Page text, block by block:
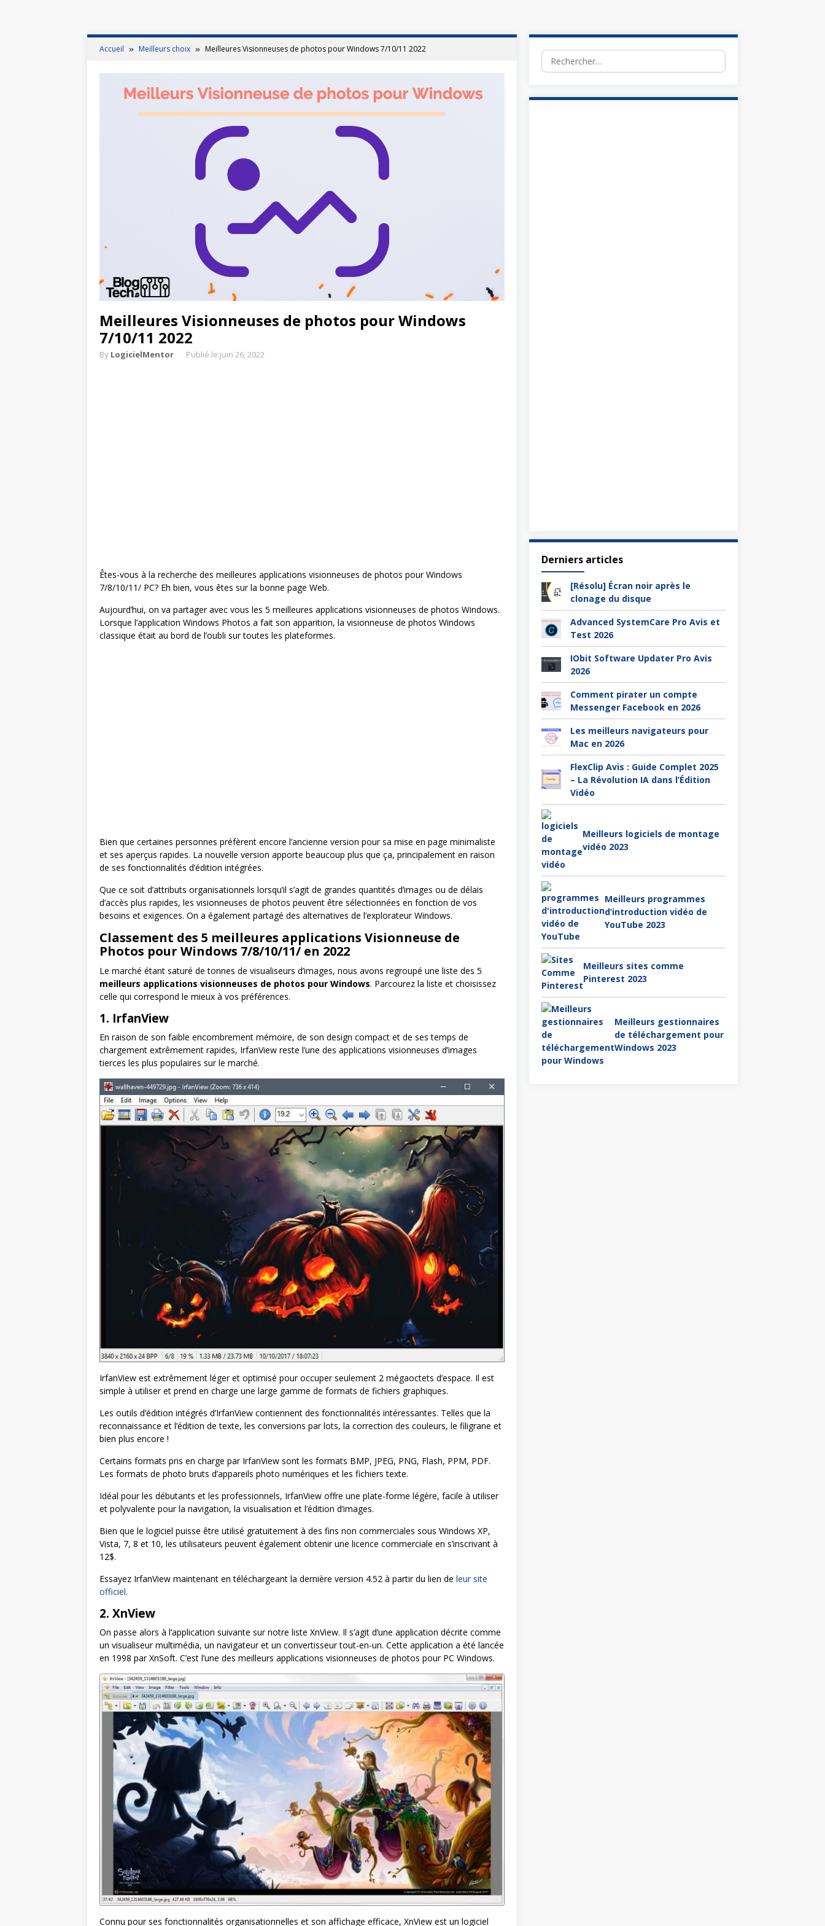
Accueil Meilleurs choix Meilleures Visionneuses de photos pour Windows 7/10/11 2022
Meilleures Visionneuses de photos pour Windows
7/10/11 2022
By LogicielMentor Publié le:juin 26, 2022
Êtes-vous à la recherche des meilleures applications visionneuses de photos pour Windows
7/8/10/11/ PC? Eh bien, vous êtes sur la bonne page Web.
Aujourd’hui, on va partager avec vous les 5 meilleures applications visionneuses de photos Windows.
Lorsque l’application Windows Photos a fait son apparition, la visionneuse de photos Windows
classique était au bord de l’oubli sur toutes les plateformes.
Bien que certaines personnes préfèrent encore l’ancienne version pour sa mise en page minimaliste
et ses aperçus rapides. La nouvelle version apporte beaucoup plus que ça, principalement en raison
de ses fonctionnalités d’édition intégrées.
Que ce soit d’attributs organisationnels lorsqu’il s’agit de grandes quantités d’images ou de délais
d’accès plus rapides, les visionneuses de photos peuvent être sélectionnées en fonction de vos
besoins et exigences. On a également partagé des alternatives de l’explorateur Windows.
Classement des 5 meilleures applications Visionneuse de
Photos pour Windows 7/8/10/11/ en 2022
Le marché étant saturé de tonnes de visualiseurs d’images, nous avons regroupé une liste des 5
meilleurs applications visionneuses de photos pour Windows. Parcourez la liste et choisissez
celle qui correspond le mieux à vos préférences.
1. IrfanView
En raison de son faible encombrement mémoire, de son design compact et de ses temps de
chargement extrêmement rapides, IrfanView reste l’une des applications visionneuses d’images
tierces les plus populaires sur le marché.
IrfanView est extrêmement léger et optimisé pour occuper seulement 2 mégaoctets d’espace. Il est
simple à utiliser et prend en charge une large gamme de formats de fichiers graphiques.
Les outils d’édition intégrés d’IrfanView contiennent des fonctionnalités intéressantes. Telles que la
reconnaissance et l’édition de texte, les conversions par lots, la correction des couleurs, le filigrane et
bien plus encore !
Certains formats pris en charge par IrfanView sont les formats BMP, JPEG, PNG, Flash, PPM, PDF.
Les formats de photo bruts d’appareils photo numériques et les fichiers texte.
Idéal pour les débutants et les professionnels, IrfanView offre une plate-forme légère, facile à utiliser
et polyvalente pour la navigation, la visualisation et l’édition d’images.
Bien que le logiciel puisse être utilisé gratuitement à des fins non commerciales sous Windows XP,
Vista, 7, 8 et 10, les utilisateurs peuvent également obtenir une licence commerciale en s’inscrivant à
12$.
Essayez IrfanView maintenant en téléchargeant la dernière version 4.52 à partir du lien de leur site
officiel.
2. XnView
On passe alors à l’application suivante sur notre liste XnView. Il s’agit d’une application décrite comme
un visualiseur multimédia, un navigateur et un convertisseur tout-en-un. Cette application a été lancée
en 1998 par XnSoft. C’est l’une des meilleurs applications visionneuses de photos pour PC Windows.
Connu pour ses fonctionnalités organisationnelles et son affichage efficace, XnView est un logiciel
Rechercher :
Derniers articles
[Résolu] Écran noir après le
clonage du disque
Advanced SystemCare Pro Avis et
Test 2026
IObit Software Updater Pro Avis
2026
Comment pirater un compte
Messenger Facebook en 2026
Les meilleurs navigateurs pour
Mac en 2026
FlexClip Avis : Guide Complet 2025
– La Révolution IA dans l’Édition
Vidéo
Meilleurs logiciels de montage
vidéo 2023
Meilleurs programmes
d’introduction vidéo de
YouTube 2023
Meilleurs sites comme
Pinterest 2023
Meilleurs gestionnaires
de téléchargement pour
Windows 2023